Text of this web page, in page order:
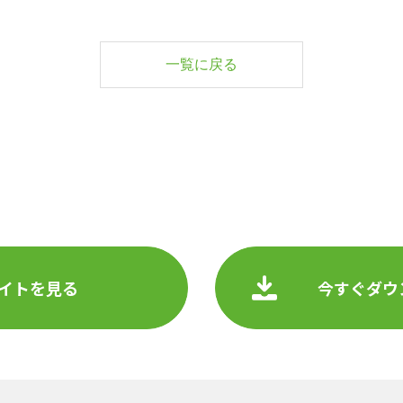
一覧に戻る
トを見る 今すぐダ